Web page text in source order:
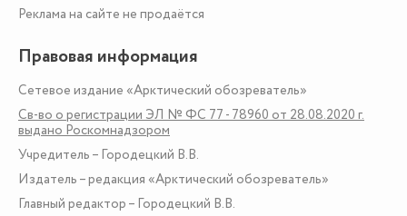
Реклама на сайте не продаётся
Правовая информация
Сетевое издание «Арктический обозреватель»
Св-во о регистрации ЭЛ № ФС 77 - 78960 от 28.08.2020 г.
выдано Роскомнадзором
Учредитель – Городецкий В.В.
Издатель – редакция «Арктический обозреватель»
Главный редактор – Городецкий В.В.